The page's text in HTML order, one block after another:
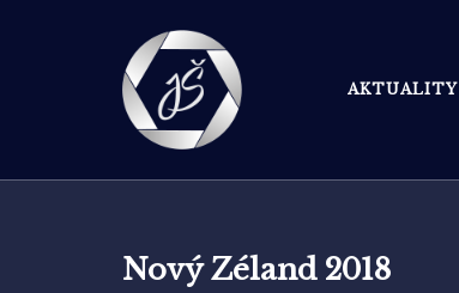
AKTUALITY
Nový Zéland 2018